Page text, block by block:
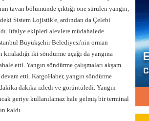
tavan bölümünde çıktığı öne sürülen yangın,
Sistem Lojistik'e, ardından da Çelebi
İtfaiye ekipleri alevlere müdahalede
Büyükşehir Belediyesi'nin orman
kiraladığı iki söndürme uçağı da yangına
etti. Yangın söndürme çalışmaları akşam
etti. KargoHaber, yangın söndürme
dakika dakika izledi ve görüntüledi. Yangın
geriye kullanılamaz hale gelmiş bir terminal
kaldı.